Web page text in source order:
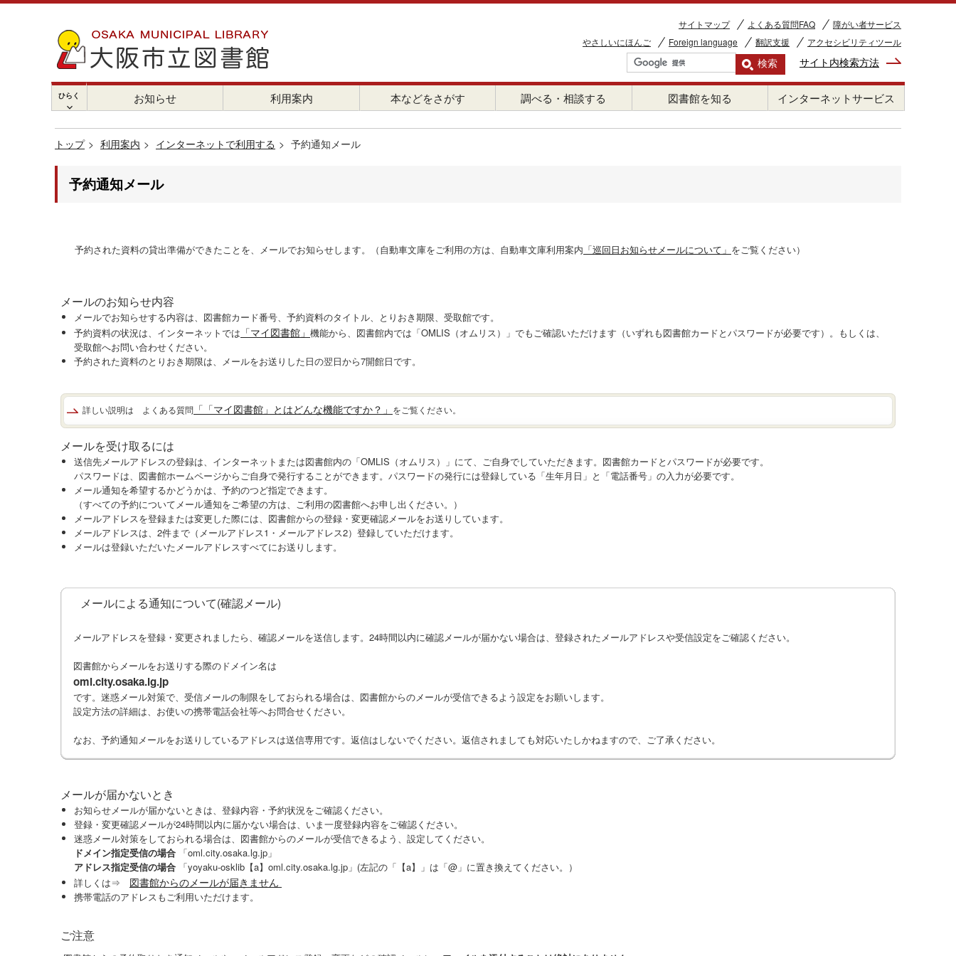
サイトマップ よくある質問FAQ
障がい者サービス
やさしいにほんご
Foreign language 翻訳支援 アクセシビリティツール
サイト内検索方法
ひらく
chevron_right
お知らせ 利用案内 本などをさがす 調べる・相談する 図書館を知る インターネットサービス
トップ 利用案内 インターネットで利用する 予約通知メール
予約通知メール
予約された資料の貸出準備ができたことを、メールでお知らせします。（自動車文庫をご利用の方は、自動車文庫利用案内 「巡回日お知らせメールについて」 をご覧ください）
メールのお知らせ内容
メールでお知らせする内容は、図書館カード番号、予約資料のタイトル、とりおき期限、受取館です。
予約資料の状況は、インターネットでは 「マイ図書館」 機能から、図書館内では「OMLIS（オムリス）」でもご確認いただけます（いずれも図書館カードとパスワードが必要です）。もしくは、
受取館へお問い合わせください。
予約された資料のとりおき期限は、メールをお送りした日の翌日から7開館日です。
詳しい説明は よくある質問 「「マイ図書館」とはどんな機能ですか？」 をご覧ください。
メールを受け取るには
送信先メールアドレスの登録は、インターネットまたは図書館内の「OMLIS（オムリス）」にて、ご自身でしていただきます。図書館カードとパスワードが必要です。
パスワードは、図書館ホームページからご自身で発行することができます。パスワードの発行には登録している「生年月日」と「電話番号」の入力が必要です。
メール通知を希望するかどうかは、予約のつど指定できます。
（すべての予約についてメール通知をご希望の方は、ご利用の図書館へお申し出ください。）
メールアドレスを登録または変更した際には、図書館からの登録・変更確認メールをお送りしています。
メールアドレスは、2件まで（メールアドレス1・メールアドレス2）登録していただけます。
メールは登録いただいたメールアドレスすべてにお送りします。
メールによる通知について(確認メール)
メールアドレスを登録・変更されましたら、確認メールを送信します。24時間以内に確認メールが届かない場合は、登録されたメールアドレスや受信設定をご確認ください。
図書館からメールをお送りする際のドメイン名は
oml.city.osaka.lg.jp
です。迷惑メール対策で、受信メールの制限をしておられる場合は、図書館からのメールが受信できるよう設定をお願いします。
設定方法の詳細は、お使いの携帯電話会社等へお問合せください。
なお、予約通知メールをお送りしているアドレスは送信専用です。返信はしないでください。返信されましても対応いたしかねますので、ご了承ください。
メールが届かないとき
お知らせメールが届かないときは、登録内容・予約状況をご確認ください。
登録・変更確認メールが24時間以内に届かない場合は、いま一度登録内容をご確認ください。
迷惑メール対策をしておられる場合は、図書館からのメールが受信できるよう、設定してください。
ドメイン指定受信の場合 「oml.city.osaka.lg.jp」
アドレス指定受信の場合 「yoyaku-osklib【a】oml.city.osaka.lg.jp」(左記の「【a】」は「@」に置き換えてください。）
詳しくは⇒ 図書館からのメールが届きません
携帯電話のアドレスもご利用いただけます。
ご注意